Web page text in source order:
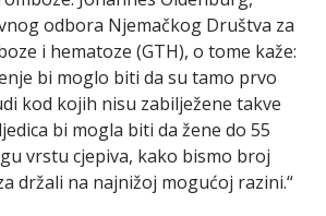
odbora Njemačkog Društva za
i hematoze (GTH), o tome kaže:
bi moglo biti da su tamo prvo
kod kojih nisu zabilježene takve
bi mogla biti da žene do 55
vrstu cjepiva, kako bismo broj
držali na najnižoj mogućoj razini.“